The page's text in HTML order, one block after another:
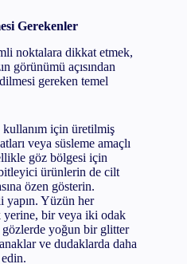
Gerekenler
noktalara dikkat etmek,
görünümü açısından
gereken temel
için üretilmiş
veya süsleme amaçlı
göz bölgesi için
ürünlerin de cilt
özen gösterin.
yapın. Yüzün her
yerine, bir veya iki odak
yoğun bir glitter
ve dudaklarda daha